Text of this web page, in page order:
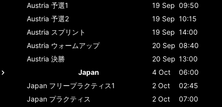
Austria 予選1 19 Sep 09:50
Austria 予選2 19 Sep 10:15
Austria スプリント 19 Sep 14:00
Austria ウォームアップ 20 Sep 08:40
Austria 決勝 20 Sep 13:00
Japan
4 Oct
06:00
Japan フリープラクティス1 2 Oct
02:45
Japan プラクティス 2 Oct
07:00